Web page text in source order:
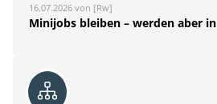
16.07.2026 von [Rw]
Minijobs bleiben – werden aber